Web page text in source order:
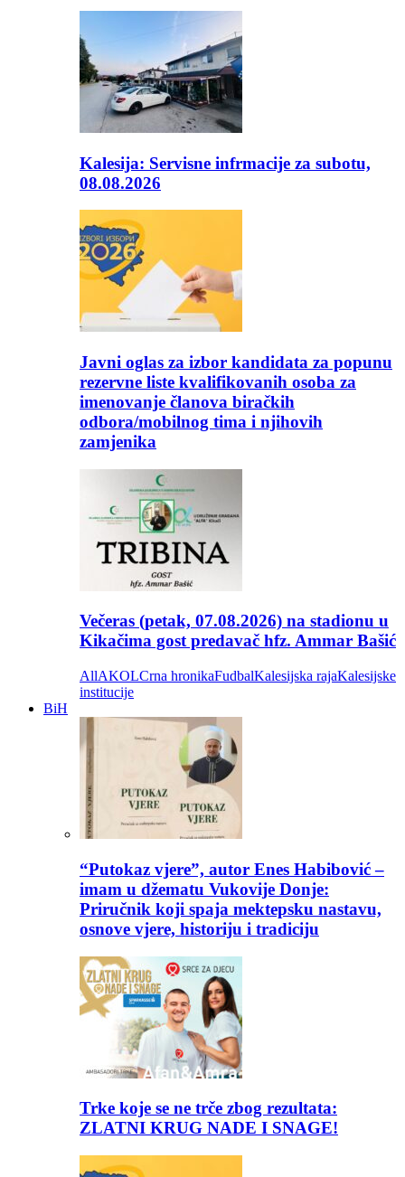
Kalesija: Servisne infrmacije za subotu,
08.08.2026
Javni oglas za izbor kandidata za popunu
rezervne liste kvalifikovanih osoba za
imenovanje članova biračkih
odbora/mobilnog tima i njihovih
zamjenika
Večeras (petak, 07.08.2026) na stadionu u
Kikačima gost predavač hfz. Ammar Bašić
AllAKOLCrna hronikaFudbalKalesijska rajaKalesijske
institucije
BiH
“Putokaz vjere”, autor Enes Habibović –
imam u džematu Vukovije Donje:
Priručnik koji spaja mektepsku nastavu,
osnove vjere, historiju i tradiciju
Trke koje se ne trče zbog rezultata:
ZLATNI KRUG NADE I SNAGE!